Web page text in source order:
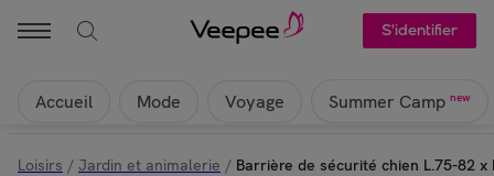
S'identifier
Accueil Mode Voyage Summer Camp new
Loisirs / Jardin et animalerie / Barrière de sécurité chien L.75-82
Pawhut - Barrière de sécurité chien L.75-82 x H.76 cm porte